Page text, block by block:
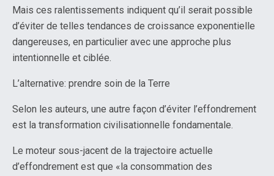
Mais ces ralentissements indiquent qu’il serait possible
d’éviter de telles tendances de croissance exponentielle
dangereuses, en particulier avec une approche plus
intentionnelle et ciblée.
L’alternative: prendre soin de la Terre
Selon les auteurs, une autre façon d’éviter l’effondrement
est la transformation civilisationnelle fondamentale.
Le moteur sous-jacent de la trajectoire actuelle
d’effondrement est que «la consommation des